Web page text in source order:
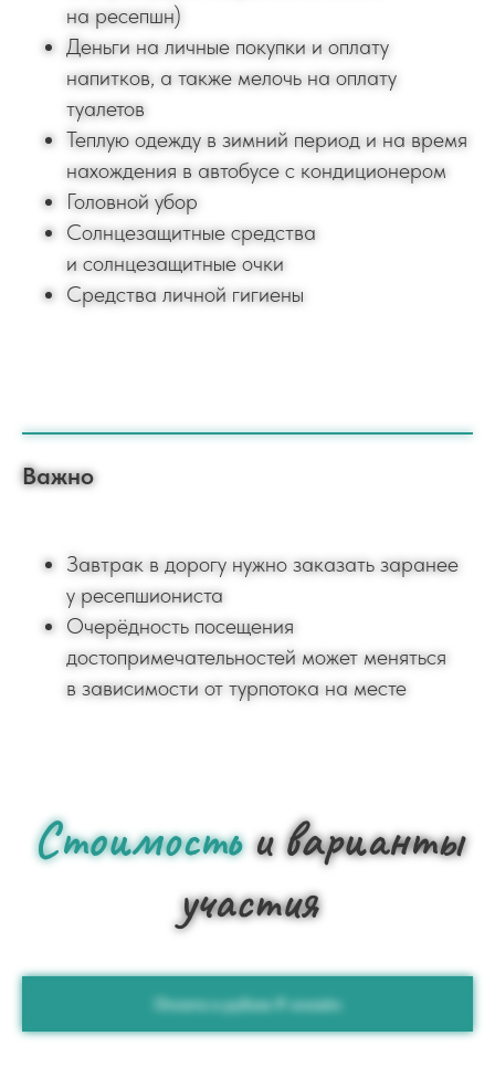
на ресепшн)
Деньги на личные покупки и оплату
напитков, а также мелочь на оплату
туалетов
Теплую одежду в зимний период и на время
нахождения в автобусе с кондиционером
Головной убор
Солнцезащитные средства
и солнцезащитные очки
Средства личной гигиены
Важно
Завтрак в дорогу нужно заказать заранее
у ресепшиониста
Очерёдность посещения
достопримечательностей может меняться
в зависимости от турпотока на месте
Стоимостьи варианты
участия
Оплата в рублях ₽ онлайн